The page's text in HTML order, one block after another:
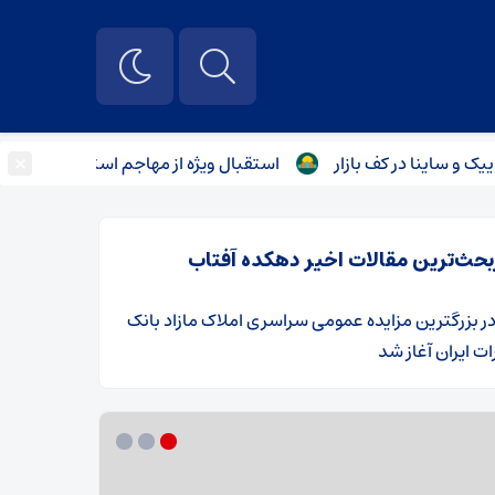
استقبال ویژه از مهاجم استقلال پس از جام
مقالات اخیر دهکده آفتاب
​بزرگترین مزایده عمومی سراسری املاک مازاد بانک
ایران آغاز شد